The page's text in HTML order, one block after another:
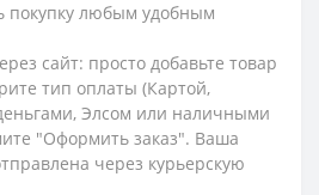
покупку любым удобным
сайт: просто добавьте товар
тип оплаты (Картой,
Элсом или наличными
"Оформить заказ". Ваша
через курьерскую